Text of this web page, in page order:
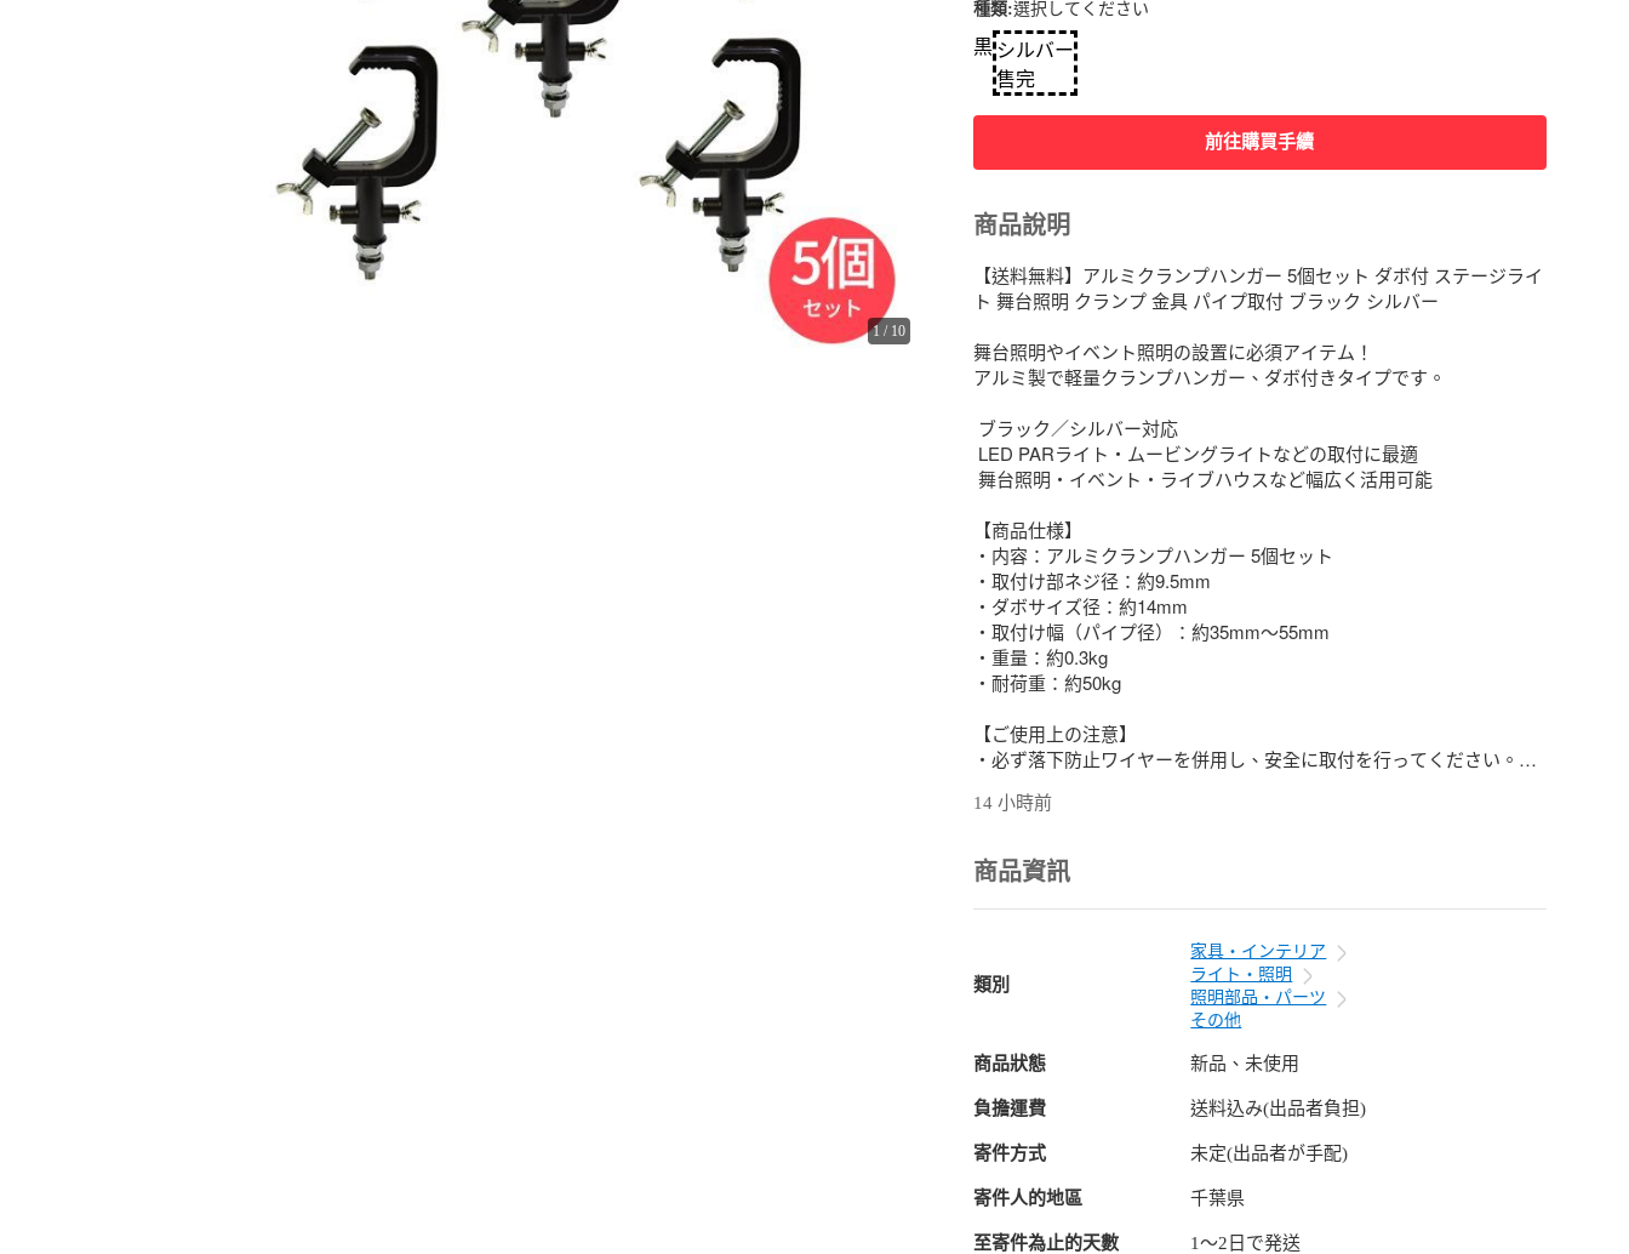
1 / 10
種類:選択してください
黒シルバー
售完
前往購買手續
商品說明
【送料無料】アルミクランプハンガー 5個セット ダボ付 ステージライ
ト 舞台照明 クランプ 金具 パイプ取付 ブラック シルバー
舞台照明やイベント照明の設置に必須アイテム！
アルミ製で軽量クランプハンガー、ダボ付きタイプです。
ブラック／シルバー対応
LED PARライト・ムービングライトなどの取付に最適
舞台照明・イベント・ライブハウスなど幅広く活用可能
【商品仕様】
・内容：アルミクランプハンガー 5個セット
・取付け部ネジ径：約9.5mm
・ダボサイズ径：約14mm
・取付け幅（パイプ径）：約35mm〜55mm
・重量：約0.3kg
・耐荷重：約50kg
【ご使用上の注意】
・必ず落下防止ワイヤーを併用し、安全に取付を行ってください。
・輸入品のため、製品に小傷や外箱に汚れ・潰れ等がある場合がござ
【発送について】
・平日営業日のみ発送（土日祝は休業）
14 小時前
商品資訊
類別
家具・インテリア
ライト・照明
照明部品・パーツ
その他
商品狀態 新品、未使用
負擔運費 送料込み(出品者負担)
寄件方式 未定(出品者が手配)
寄件人的地區 千葉県
至寄件為止的天數 1〜2日で発送